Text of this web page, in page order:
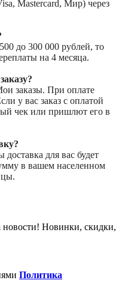
Mastercard, Мир) через
до 300 000 рублей, то
на 4 месяца.
заказы. При оплате
у вас заказ с оплатой
чек или пришлют его в
для вас будет
в вашем населенном
новости! Новинки, скидки,
Политика